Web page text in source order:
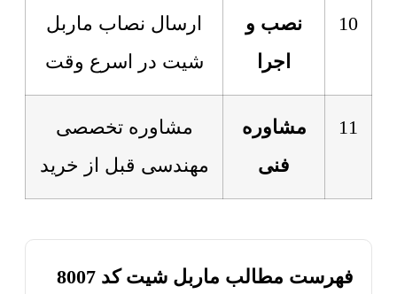
10
نصب و
اجرا
ارسال نصاب ماربل
شیت در اسرع وقت
11
مشاوره
فنی
مشاوره تخصصی
مهندسی قبل از خرید
فهرست مطالب ماربل شیت کد 8007